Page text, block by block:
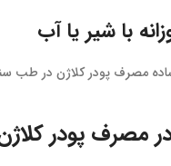
با شیر یا آب
مصرف پودر کلاژن در طب
مصرف پودر